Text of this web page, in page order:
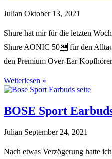
Julian Oktober 13, 2021
Shure hat mir für die letzten
Shure AONIC 50 für den
den Premium Over-Ear Kopfhörer
Weiterlesen »
BOSE Sport
Julian September 24, 2021
Nach etwas Verzögerung hatte